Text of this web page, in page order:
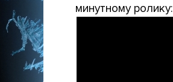
минутному ролику: